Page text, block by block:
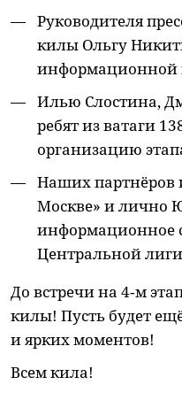
Руководителя
килы Ольгу
информационной
Илью Слостина,
ребят из ватаги
организацию
Наших партнёров
Москве» и лично
информационное
Центральной
До встречи на 4‑м
килы! Пусть будет
и ярких моментов!
Всем кила!